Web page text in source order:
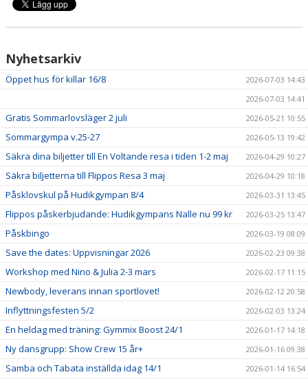
Nyhetsarkiv
Öppet hus för killar 16/8
2026-07-03 14:43
2026-07-03 14:41
Gratis Sommarlovsläger 2 juli 2026-05-21 10:55
Sommargympa v.25-27 2026-05-13 19:42
Säkra dina biljetter till En Voltande resa i tiden 1-2 maj 2026-04-29 10:27
Säkra biljetterna till Flippos Resa 3 maj 2026-04-29 10:18
Påsklovskul på Hudikgympan 8/4 2026-03-31 13:45
Flippos påskerbjudande: Hudikgympans Nalle nu 99 kr 2026-03-25 13:47
Påskbingo 2026-03-19 08:09
Save the dates: Uppvisningar 2026 2026-02-23 09:38
Workshop med Nino & Julia 2-3 mars 2026-02-17 11:15
Newbody, leverans innan sportlovet! 2026-02-12 20:58
Inflyttningsfesten 5/2 2026-02-03 13:24
En heldag med träning: Gymmix Boost 24/1 2026-01-17 14:18
Ny dansgrupp: Show Crew 15 år+ 2026-01-16 09:38
Samba och Tabata inställda idag 14/1 2026-01-14 16:54